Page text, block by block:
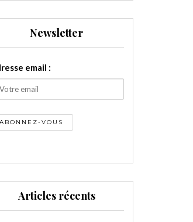
Newsletter
email :
Articles récents